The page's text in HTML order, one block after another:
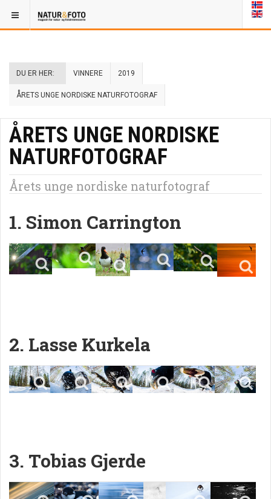
DU ER HER: VINNERE 2019
ÅRETS UNGE NORDISKE NATURFOTOGRAF
ÅRETS UNGE NORDISKE
NATURFOTOGRAF
Årets unge nordiske naturfotograf
1. Simon Carrington
2. Lasse Kurkela
3. Tobias Gjerde